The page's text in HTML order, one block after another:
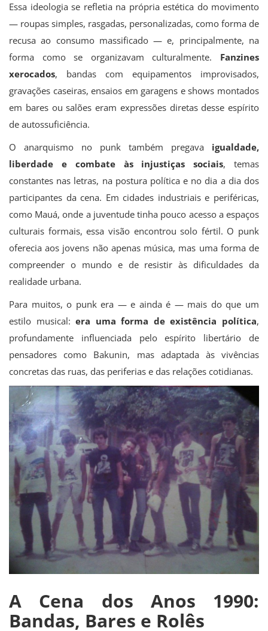
Essa ideologia se refletia na própria estética do movimento
— roupas simples, rasgadas, personalizadas, como forma de
recusa ao consumo massificado — e, principalmente, na
forma como se organizavam culturalmente. Fanzines
xerocados, bandas com equipamentos improvisados,
gravações caseiras, ensaios em garagens e shows montados
em bares ou salões eram expressões diretas desse espírito
de autossuficiência.
O anarquismo no punk também pregava igualdade,
liberdade e combate às injustiças sociais, temas
constantes nas letras, na postura política e no dia a dia dos
participantes da cena. Em cidades industriais e periféricas,
como Mauá, onde a juventude tinha pouco acesso a espaços
culturais formais, essa visão encontrou solo fértil. O punk
oferecia aos jovens não apenas música, mas uma forma de
compreender o mundo e de resistir às dificuldades da
realidade urbana.
Para muitos, o punk era — e ainda é — mais do que um
estilo musical:era uma forma de existência política,
profundamente influenciada pelo espírito libertário de
pensadores como Bakunin, mas adaptada às vivências
concretas das ruas, das periferias e das relações cotidianas.
A Cena dos Anos 1990:
Bandas, Bares e Rolês